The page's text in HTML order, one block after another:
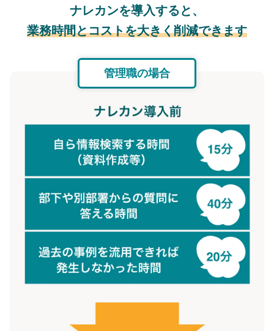
ナレカンを導入すると、
業務時間とコストを大きく削減できます
管理職の場合